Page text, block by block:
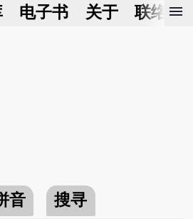
电子书 关于 联络我
menu
音 搜寻